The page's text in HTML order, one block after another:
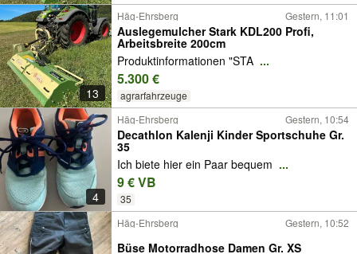
13
Häg-Ehrsberg Gestern, 11:01
Auslegemulcher Stark KDL200 Profi,
Arbeitsbreite 200cm
Produktinformationen "STA ...
5.300 €
agrarfahrzeuge
4
Häg-Ehrsberg Gestern, 10:54
Decathlon Kalenji Kinder Sportschuhe Gr.
35
Ich biete hier ein Paar bequem ...
9 € VB
35
Häg-Ehrsberg
Gestern, 10:52
Büse Motorradhose Damen Gr. XS